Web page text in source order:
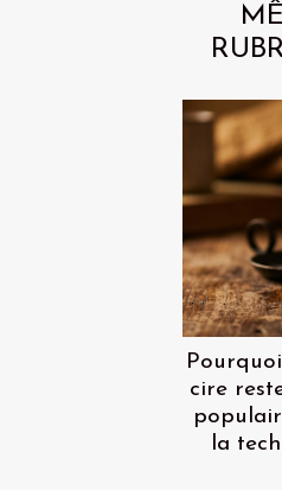
cire
la